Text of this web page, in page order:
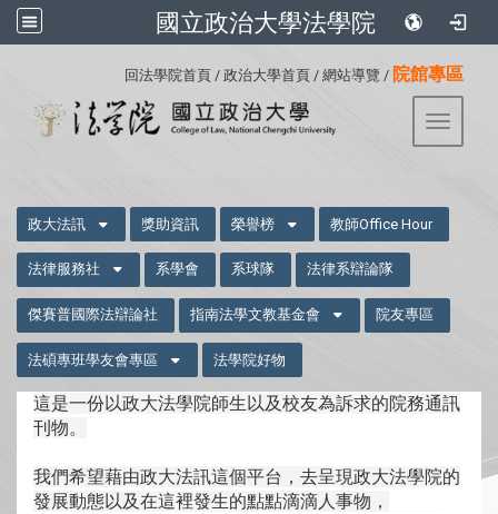
國立政治大學法學院
回法學院首頁 / 政治大學首頁 / 網站導覽 / 院館專區
Toggle
政大法訊 獎助資訊 榮譽榜 教師Office Hour
法律服務社 系學會 系球隊 法律系辯論隊
傑賽普國際法辯論社 指南法學文教基金會 院友專區
法碩專班學友會專區 法學院好物
這是一份以政大法學院師生以及校友為訴求的院務通訊
刊物。
我們希望藉由政大法訊這個平台，去呈現政大法學院的
發展動態以及在這裡發生的點點滴滴人事物，